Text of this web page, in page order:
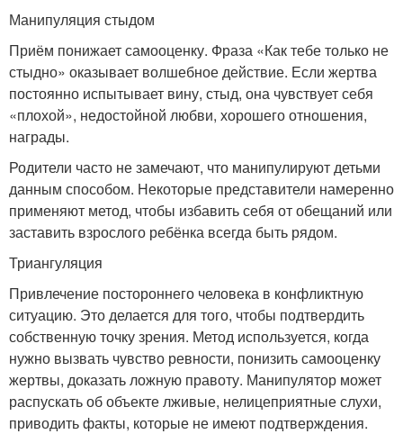
Манипуляция стыдом
Приём понижает самооценку. Фраза «Как тебе только не
стыдно» оказывает волшебное действие. Если жертва
постоянно испытывает вину, стыд, она чувствует себя
«плохой», недостойной любви, хорошего отношения,
награды.
Родители часто не замечают, что манипулируют детьми
данным способом. Некоторые представители намеренно
применяют метод, чтобы избавить себя от обещаний или
заставить взрослого ребёнка всегда быть рядом.
Триангуляция
Привлечение постороннего человека в конфликтную
ситуацию. Это делается для того, чтобы подтвердить
собственную точку зрения. Метод используется, когда
нужно вызвать чувство ревности, понизить самооценку
жертвы, доказать ложную правоту. Манипулятор может
распускать об объекте лживые, нелицеприятные слухи,
приводить факты, которые не имеют подтверждения.